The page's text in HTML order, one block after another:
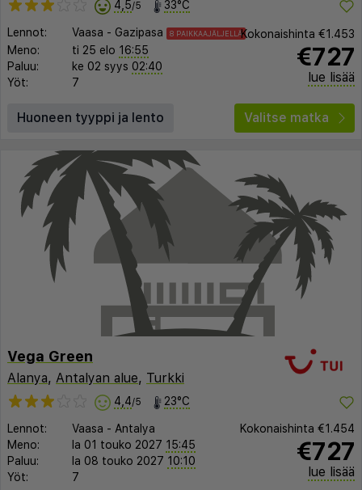
4,5/5 33°C
Lennot: Vaasa - Gazipasa 8 PAIKKAAJÄLJELLÄ
Meno: ti 25 elo 16:55
Paluu:
ke 02 syys 02:40
Yöt:
7
Kokonaishinta €1.453
€727
lue lisää
Huoneen tyyppi ja lento Valitse matka
Vega Green
Alanya, Antalyan alue, Turkki
4,4/5 23°C
Lennot: Vaasa - Antalya
Meno:
la 01 touko 2027 15:45
Paluu:
la 08 touko 2027 10:10
Yöt:
7
Kokonaishinta €1.454
€727
lue lisää